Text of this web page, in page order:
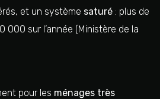
et un système saturé : plus de
sur l’année (Ministère de la
pour les ménages très